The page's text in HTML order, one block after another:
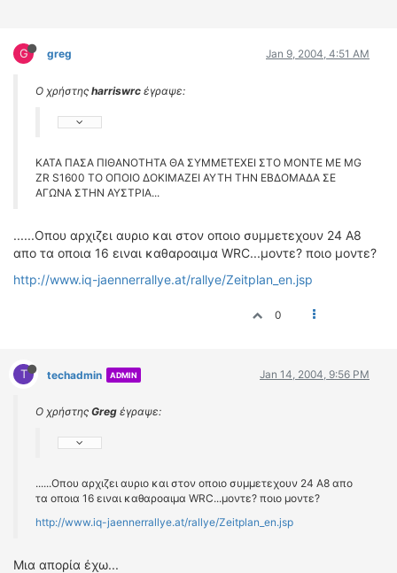
G greg Jan 9, 2004, 4:51 AM
Ο χρήστης harriswrc έγραψε:
ΚΑΤΑ ΠΑΣΑ ΠΙΘΑΝΟΤΗΤΑ ΘΑ ΣΥΜΜΕΤΕΧΕΙ ΣΤΟ ΜΟΝΤΕ ΜΕ MG
ZR S1600 ΤΟ ΟΠΟΙΟ ΔΟΚΙΜΑΖΕΙ ΑΥΤΗ ΤΗΝ ΕΒΔΟΜΑΔΑ ΣΕ
ΑΓΩΝΑ ΣΤΗΝ ΑΥΣΤΡΙΑ...
......Οπου αρχιζει αυριο και στον οποιο συμμετεχουν 24 Α8
απο τα οποια 16 ειναι καθαροαιμα WRC...μοντε? ποιο μοντε?
http://www.iq-jaennerrallye.at/rallye/Zeitplan_en.jsp
0
T techadmin ADMIN Jan 14, 2004, 9:56 PM
Ο χρήστης Greg έγραψε:
......Οπου αρχιζει αυριο και στον οποιο συμμετεχουν 24 Α8 απο
τα οποια 16 ειναι καθαροαιμα WRC...μοντε? ποιο μοντε?
http://www.iq-jaennerrallye.at/rallye/Zeitplan_en.jsp
Μια απορία έχω...